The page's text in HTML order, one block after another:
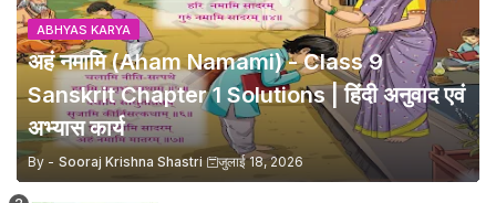
ABHYAS KARYA
अहं नमामि (Aham Namami) - Class 9
Sanskrit Chapter 1 Solutions | हिंदी अनुवाद एवं
अभ्यास कार्य
By - Sooraj Krishna Shastri जुलाई 18, 2026